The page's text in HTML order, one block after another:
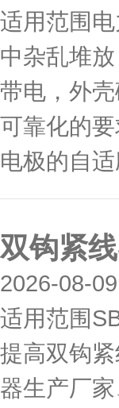
适用范围
中杂乱堆
带电，外
可靠化的
电极的自
双钩紧
2026-08-09
适用范围
提高双钩
器生产厂